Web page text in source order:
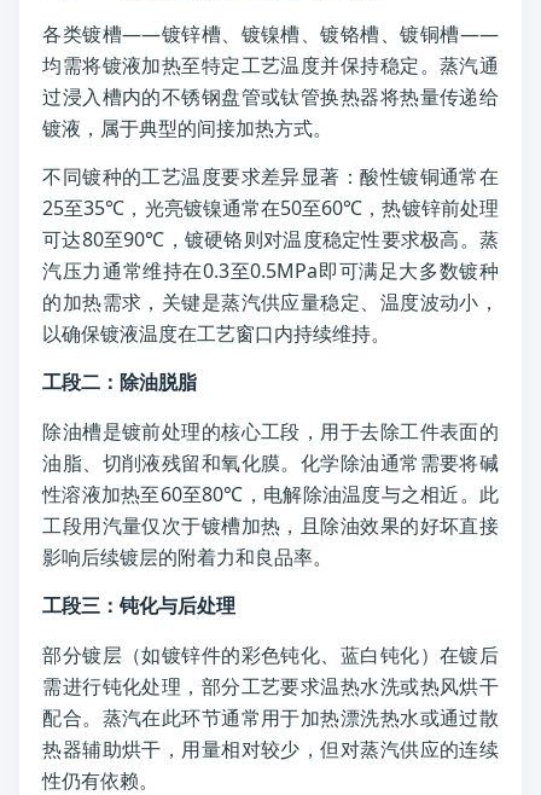
各类镀槽——镀锌槽、镀镍槽、镀铬槽、镀铜槽——
均需将镀液加热至特定工艺温度并保持稳定。蒸汽通
过浸入槽内的不锈钢盘管或钛管换热器将热量传递给
镀液，属于典型的间接加热方式。
不同镀种的工艺温度要求差异显著：酸性镀铜通常在
25至35℃，光亮镀镍通常在50至60℃，热镀锌前处理
可达80至90℃，镀硬铬则对温度稳定性要求极高。蒸
汽压力通常维持在0.3至0.5MPa即可满足大多数镀种
的加热需求，关键是蒸汽供应量稳定、温度波动小，
以确保镀液温度在工艺窗口内持续维持。
工段二：除油脱脂
除油槽是镀前处理的核心工段，用于去除工件表面的
油脂、切削液残留和氧化膜。化学除油通常需要将碱
性溶液加热至60至80℃，电解除油温度与之相近。此
工段用汽量仅次于镀槽加热，且除油效果的好坏直接
影响后续镀层的附着力和良品率。
工段三：钝化与后处理
部分镀层（如镀锌件的彩色钝化、蓝白钝化）在镀后
需进行钝化处理，部分工艺要求温热水洗或热风烘干
配合。蒸汽在此环节通常用于加热漂洗热水或通过散
热器辅助烘干，用量相对较少，但对蒸汽供应的连续
性仍有依赖。